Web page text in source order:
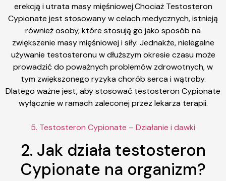
erekcją i utrata masy mięśniowej.Chociaż Testosteron
Cypionate jest stosowany w celach medycznych, istnieją
również osoby, które stosują go jako sposób na
zwiększenie masy mięśniowej i siły. Jednakże, nielegalne
używanie testosteronu w dłuższym okresie czasu może
prowadzić do poważnych problemów zdrowotnych, w
tym zwiększonego ryzyka chorób serca i wątroby.
Dlatego ważne jest, aby stosować testosteron Cypionate
wyłącznie w ramach zaleconej przez lekarza terapii.
5. Testosteron Cypionate – Działanie i dawki
2. Jak działa testosteron
Cypionate na organizm?